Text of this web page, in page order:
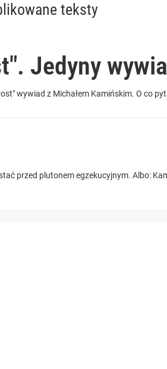
teksty
Jedyny
wywiad z Michałem Kamińskim. O co
przed plutonem egzekucyjnym. Albo: